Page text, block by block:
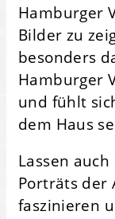
Hamburger
Bilder zu
besonders
Hamburger
und fühlt
dem Haus
Lassen
Porträts der
faszinieren